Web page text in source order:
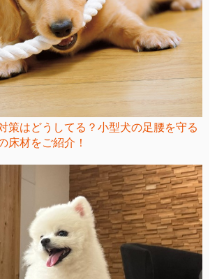
策はどうしてる？小型犬の足腰を守る
床材をご紹介！